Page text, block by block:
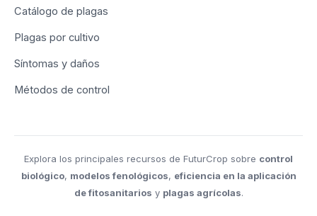
Catálogo de plagas
Plagas por cultivo
Síntomas y daños
Métodos de control
Explora los principales recursos de FuturCrop sobre control
biológico, modelos fenológicos, eficiencia en la aplicación
de fitosanitarios y plagas agrícolas.